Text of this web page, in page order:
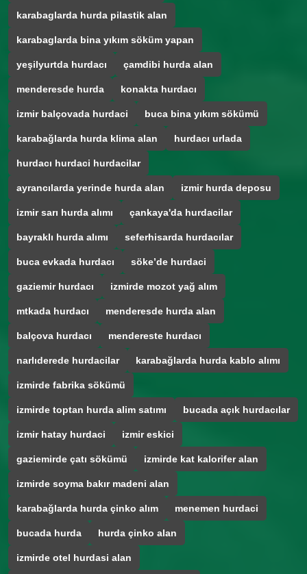
karabaglarda hurda pilastik alan
karabaglarda bina yıkım söküm yapan
yeşilyurtda hurdacı çamdibi hurda alan
menderesde hurda konakta hurdacı
izmir balçovada hurdaci buca bina yıkım sökümü
karabağlarda hurda klima alan hurdacı urlada
hurdacı hurdaci hurdacilar
ayrancılarda yerinde hurda alan izmir hurda deposu
izmir sarı hurda alımı çankaya'da hurdacilar
bayraklı hurda alımı seferhisarda hurdacılar
buca evkada hurdacı söke’de hurdaci
gaziemir hurdacı izmirde mozot yağ alım
mtkada hurdacı menderesde hurda alan
balçova hurdacı mendereste hurdacı
narlıderede hurdacilar karabağlarda hurda kablo alımı
izmirde fabrika sökümü
izmirde toptan hurda alim satımı bucada açık hurdacılar
izmir hatay hurdaci izmir eskici
gaziemirde çatı sökümü izmirde kat kalorifer alan
izmirde soyma bakır madeni alan
karabağlarda hurda çinko alım menemen hurdaci
bucada hurda hurda çinko alan
izmirde otel hurdasi alan